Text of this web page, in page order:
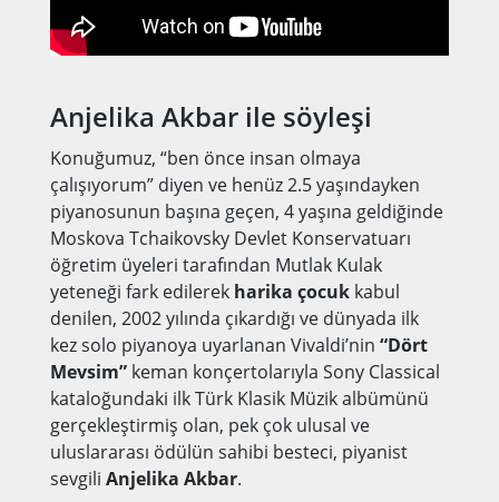
Anjelika Akbar ile söyleşi
Konuğumuz, “ben önce insan olmaya
çalışıyorum” diyen ve henüz 2.5 yaşındayken
piyanosunun başına geçen, 4 yaşına geldiğinde
Moskova Tchaikovsky Devlet Konservatuarı
öğretim üyeleri tarafından Mutlak Kulak
yeteneği fark edilerek harika çocukkabul
denilen, 2002 yılında çıkardığı ve dünyada ilk
kez solo piyanoya uyarlanan Vivaldi’nin “Dört
Mevsim”keman konçertolarıyla Sony Classical
kataloğundaki ilk Türk Klasik Müzik albümünü
gerçekleştirmiş olan, pek çok ulusal ve
uluslararası ödülün sahibi besteci, piyanist
sevgili Anjelika Akbar.